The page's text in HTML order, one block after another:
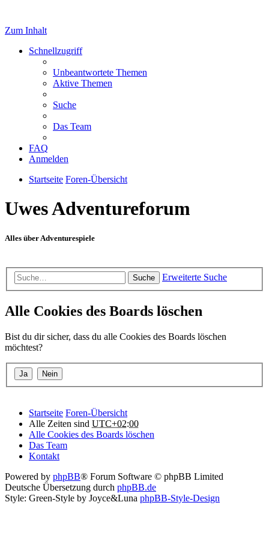
Zum Inhalt
Schnellzugriff
Unbeantwortete Themen
Aktive Themen
Suche
Das Team
FAQ
Anmelden
Startseite Foren-Übersicht
Uwes Adventureforum
Alles über Adventurespiele
Suche Erweiterte Suche
Alle Cookies des Boards löschen
Bist du dir sicher, dass du alle Cookies des Boards löschen
möchtest?
Startseite Foren-Übersicht
Alle Zeiten sind UTC+02:00
Alle Cookies des Boards löschen
Das Team
Kontakt
Powered by phpBB® Forum Software © phpBB Limited
Deutsche Übersetzung durch phpBB.de
Style: Green-Style by Joyce&Luna phpBB-Style-Design